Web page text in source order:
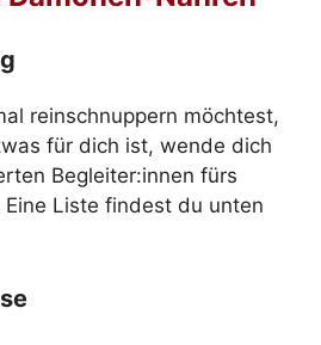
reinschnuppern möchtest,
für dich ist, wende dich
Begleiter:innen fürs
Liste findest du unten